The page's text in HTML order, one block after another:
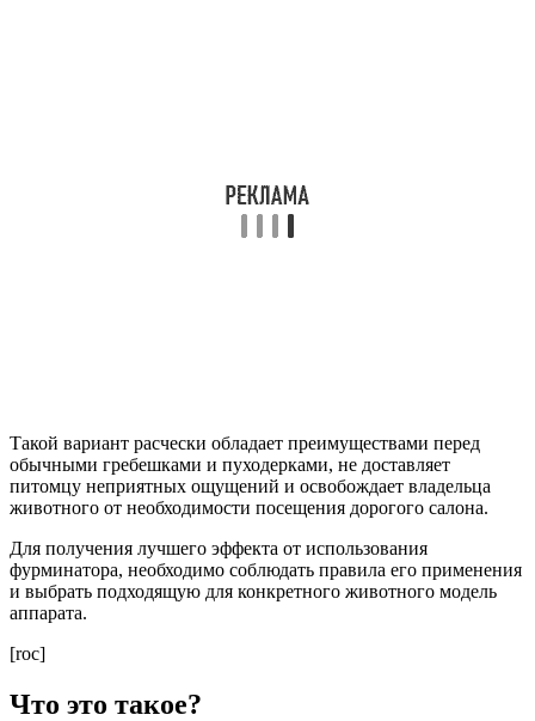
Такой вариант расчески обладает преимуществами перед
обычными гребешками и пуходерками, не доставляет
питомцу неприятных ощущений и освобождает владельца
животного от необходимости посещения дорогого салона.
Для получения лучшего эффекта от использования
фурминатора, необходимо соблюдать правила его применения
и выбрать подходящую для конкретного животного модель
аппарата.
[roc]
Что это такое?